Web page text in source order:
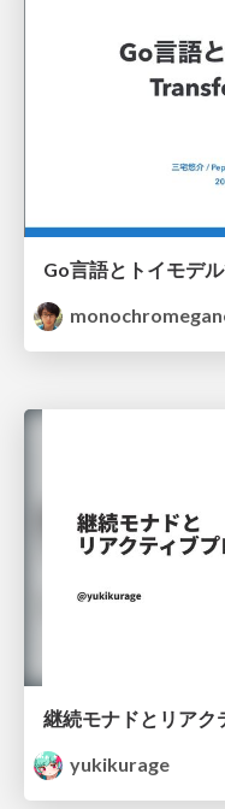
継続モナドとリアク
yukikurage